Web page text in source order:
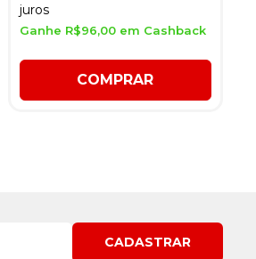
juros
Ganhe R$96,00 em Cashback
COMPRAR
CADASTRAR